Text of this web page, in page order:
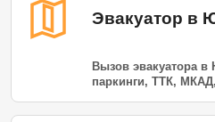
Эвакуатор в
Вызов эвакуатора
паркинги, ТТК,